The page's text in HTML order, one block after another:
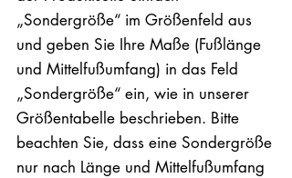
„Sondergröße“ im Größenfeld aus
und geben Sie Ihre Maße (Fußlänge
und Mittelfußumfang) in das Feld
„Sondergröße“ ein, wie in unserer
Größentabelle beschrieben. Bitte
beachten Sie, dass eine Sondergröße
nur nach Länge und Mittelfußumfang